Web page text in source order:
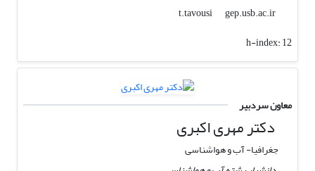
t.tavousi
gep.usb.ac.ir
h-index:12
معاون سردبیر
دکتر مهری اکبری
جغرافیا- آب و هواشناسی